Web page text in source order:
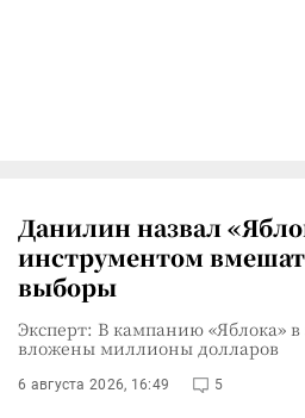
Данилин назвал
инструментом
выборы
Эксперт: В кампанию «Яблока» в
вложены миллионы долларов
6 августа 2026, 16:49 5